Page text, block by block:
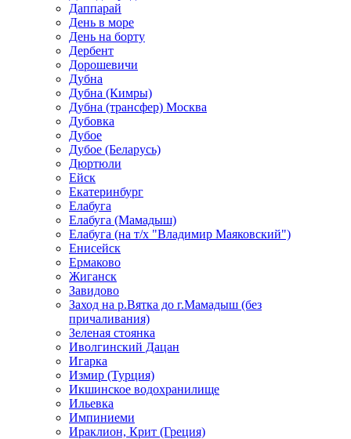
Даппарай
День в море
День на борту
Дербент
Дорошевичи
Дубна
Дубна (Кимры)
Дубна (трансфер) Москва
Дубовка
Дубое
Дубое (Беларусь)
Дюртюли
Ейск
Екатеринбург
Елабуга
Елабуга (Мамадыш)
Елабуга (на т/х "Владимир Маяковский")
Енисейск
Ермаково
Жиганск
Завидово
Заход на р.Вятка до г.Мамадыш (без
причаливания)
Зеленая стоянка
Иволгинский Дацан
Игарка
Измир (Турция)
Икшинское водохранилище
Ильевка
Импиниеми
Ираклион, Крит (Греция)